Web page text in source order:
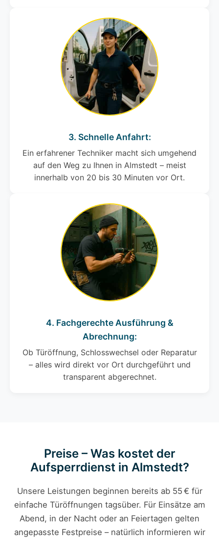
3. Schnelle Anfahrt:
Ein erfahrener Techniker macht sich umgehend
auf den Weg zu Ihnen in Almstedt – meist
innerhalb von 20 bis 30 Minuten vor Ort.
4. Fachgerechte Ausführung &
Abrechnung:
Ob Türöffnung, Schlosswechsel oder Reparatur
– alles wird direkt vor Ort durchgeführt und
transparent abgerechnet.
Preise – Was kostet der
Aufsperrdienst in Almstedt?
Unsere Leistungen beginnen bereits ab 55 € für
einfache Türöffnungen tagsüber. Für Einsätze am
Abend, in der Nacht oder an Feiertagen gelten
angepasste Festpreise – natürlich informieren wir